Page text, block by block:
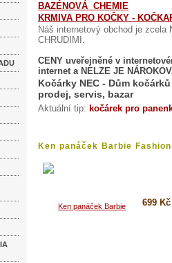
BAZÉNOVÁ CHEMIE
KRMIVA PRO KOČKY -
Náš internetový obchod je
CHRUDIMI.
CENY uveřejněné v
internet a NELZE JE
Kočárky NEC - Dům
prodej, servis, bazar
Aktuální tip: kočárek pro
Ken panáček Barbie Fashion
699 Kč